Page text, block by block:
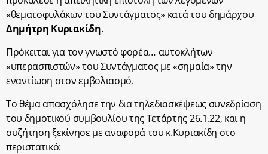
«θεματοφυλάκων του Συντάγματος» κατά του δημάρχου
Δημήτρη Κυριακίδη.
Πρόκειται για τον γνωστό φορέα… αυτοκλήτων
«υπερασπιστών» του Συντάγματος με «σημαία» την
εναντίωση στον εμβολιασμό.
Το θέμα απασχόλησε την δια τηλεδιασκέψεως συνεδρίαση
του δημοτικού συμβουλίου της Τετάρτης 26.1.22, και η
συζήτηση ξεκίνησε με αναφορά του κ.Κυριακίδη στο
περιστατικό: